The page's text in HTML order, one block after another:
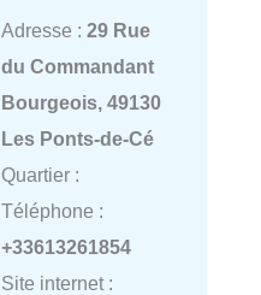
Adresse : 29 Rue
du Commandant
Bourgeois, 49130
Les Ponts-de-Cé
Quartier :
Téléphone :
+33613261854
Site internet :